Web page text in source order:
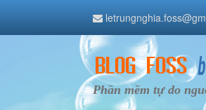
Phần mềm tự do